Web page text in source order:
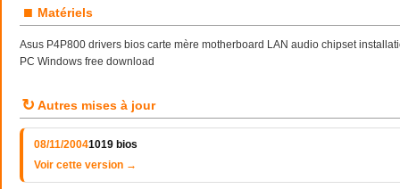
■ Matériels
Asus P4P800 drivers bios carte mère motherboard LAN audio chipset
PC Windows free download
↻ Autres mises à jour
08/11/20041019 bios
Voir cette version →